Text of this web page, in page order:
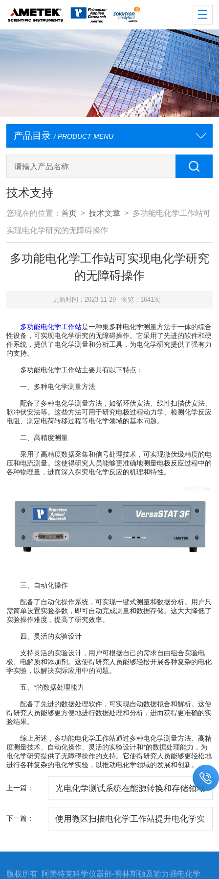
产品目录 / PRODUCT MENU
技术支持
您现在的位置：首页 >技术文章 > 多功能电化学工作站可
实现电化学研究的无障碍操作
多功能电化学工作站可实现电化学研究
的无障碍操作
更新时间：2023-11-29 浏览：1641次
多功能电化学工作站是一种集多种电化学测量方法于一体的综合
性设备，可实现电化学研究的无障碍操作。它采用了先进的软件和硬
件系统，提供了电化学测量和分析工具，为电化学研究提供了强有力
的支持。
多功能电化学工作站主要具有以下特点：
一、多种电化学测量方法
配备了多种电化学测量方法，如循环伏安法、线性扫描伏安法、
脉冲伏安法等。这些方法可用于研究电极过程动力学、检测化学反应
电阻、测定电荷转移过程等电化学领域的基本问题。
二、高精度测量
采用了高精度数据采集和信号处理技术，可实现微伏级精度的电
压和电流测量。这使得研究人员能够更准确地测量电极反应过程中的
各种物理量，进而深入探究电化学反应的机理和特性。
三、自动化操作
配备了自动化操作系统，可实现一键式测量和数据分析。用户只
需简单设置实验参数，即可自动完成测量和数据存储。这大大降低了
实验操作难度，提高了研究效率。
四、灵活的实验设计
支持灵活的实验设计，用户可根据自己的需求自由组合实验电
极、电解质和添加剂。这使得研究人员能够轻松开展各种复杂的电化
学实验，以解决实际应用中的问题。
五、*的数据处理能力
配备了先进的数据处理软件，可实现自动数据拟合和解析。这使
得研究人员能够更方便地进行数据处理和分析，进而获得更准确的实
验结果。
综上所述，多功能电化学工作站通过多种电化学测量方法、高精
度测量技术、自动化操作、灵活的实验设计和*的数据处理能力，为
电化学研究提供了无障碍操作的支持。它使得研究人员能够更轻松地
进行各种复杂的电化学实验，以推动电化学领域的发展和创新。
上一篇： 光电化学测试系统在能源转换和存储领域
下一篇： 使用微区扫描电化学工作站提升电化学实
版权所有 阿美特克科学仪器部-普林斯顿及输力强电化学